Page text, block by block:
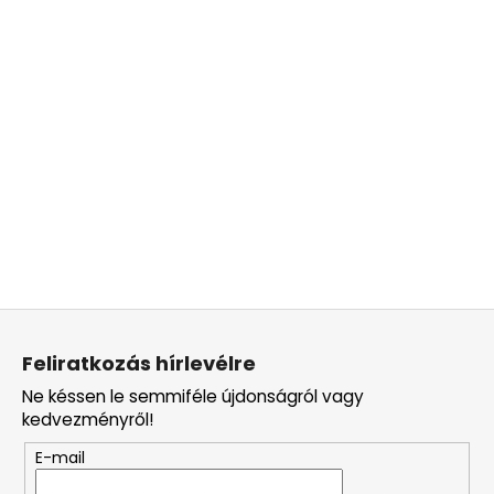
L
Feliratkozás hírlevélre
Ne késsen le semmiféle újdonságról vagy
kedvezményről!
E-mail